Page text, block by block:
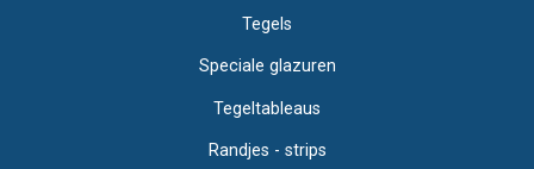
Tegels
Speciale glazuren
Tegeltableaus
Randjes - strips